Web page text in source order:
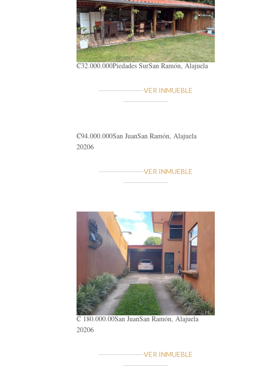
₡32.000.000Piedades SurSan Ramón, Alajuela
VER INMUEBLE
₡94.000.000San JuanSan Ramón, Alajuela
20206
VER INMUEBLE
₡ 180.000.00San JuanSan Ramón, Alajuela
20206
VER INMUEBLE